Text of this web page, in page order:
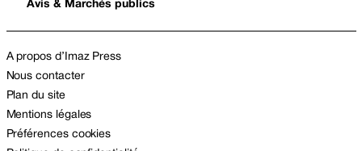
Avis & Marchés publics
A propos d’Imaz Press
Nous contacter
Plan du site
Mentions légales
Préférences cookies